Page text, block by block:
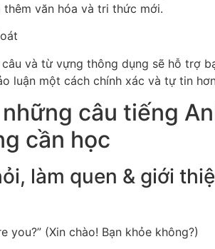
thêm văn hóa và tri thức mới.
và từ vựng thông dụng sẽ hỗ trợ
luận một cách chính xác và tự tin
câu tiếng
cần học
làm quen & giới
you?” (Xin chào! Bạn khỏe không?)